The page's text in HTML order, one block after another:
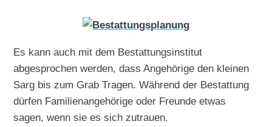
Es kann auch mit dem Bestattungsinstitut
abgesprochen werden, dass Angehörige den kleinen
Sarg bis zum Grab Tragen. Während der Bestattung
dürfen Familienangehörige oder Freunde etwas
sagen, wenn sie es sich zutrauen.